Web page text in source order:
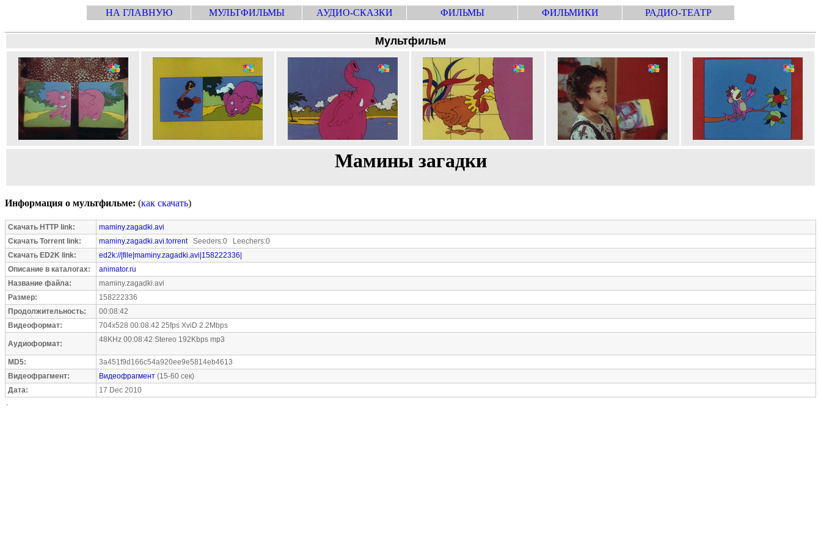
НА ГЛАВНУЮ МУЛЬТФИЛЬМЫ АУДИО-СКАЗКИ ФИЛЬМЫ ФИЛЬМИКИ РАДИО-ТЕАТР
Мультфильм
Мамины загадки
Информация о мультфильме: (как скачать)
Скачать HTTP link:
maminy.zagadki.avi
Скачать Torrent link:
maminy.zagadki.avi.torrentSeeders:0 Leechers:0
Скачать ED2K link:
ed2k://|file|maminy.zagadki.avi|158222336|
Описание в каталогах:
animator.ru
Название файла:
maminy.zagadki.avi
Размер:
158222336
Продолжительность:
00:08:42
Видеоформат:
704x528 00:08:42 25fps XviD 2.2Mbps
Аудиоформат: 48KHz 00:08:42 Stereo 192Kbps mp3
MD5:
3a451f9d166c54a920ee9e5814eb4613
Видеофрагмент:
Видеофрагмент (15-60 сек)
Дата:
17 Dec 2010